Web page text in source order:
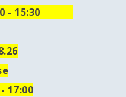
- 15:30
17:00